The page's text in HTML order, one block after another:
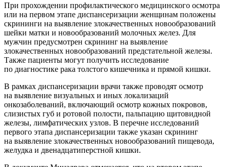
При прохождении профилактического медицинского осмотра
или на первом этапе диспансеризации женщинам положены
скрининги на выявление злокачественных новообразований
шейки матки и новообразований молочных желез. Для
мужчин предусмотрен скрининг на выявление
злокачественных новообразований предстательной железы.
Также пациенты могут получить исследование
по диагностике рака толстого кишечника и прямой кишки.
В рамках диспансеризации врачи также проводят осмотр
на выявление визуальных и иных локализаций
онкозаболеваний, включающий осмотр кожных покровов,
слизистых губ и ротовой полости, пальпацию щитовидной
железы, лимфатических узлов. В перечне исследований
первого этапа диспансеризации также указан скрининг
на выявление злокачественных новообразований пищевода,
желудка и двенадцатиперстной кишки.